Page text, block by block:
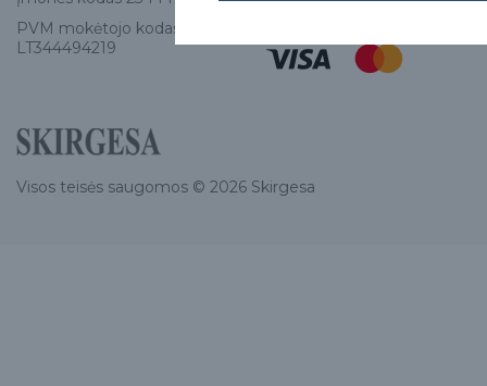
PVM mokėtojo kodas
LT344494219
Visos teisės saugomos © 2026 Skirgesa